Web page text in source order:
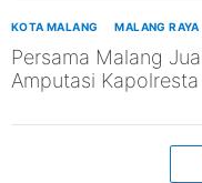
KOTA MALANG MALANG RAYA
Persama Malang
Amputasi